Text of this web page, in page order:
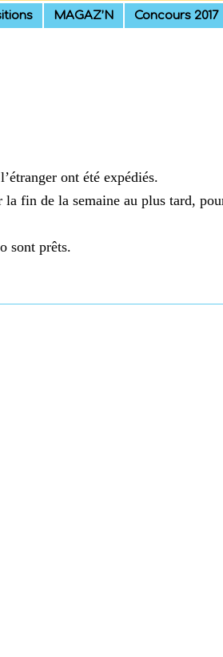
MAGAZ’N Concours 2017
ont été expédiés.
fin de la semaine au plus tard,
sont prêts.